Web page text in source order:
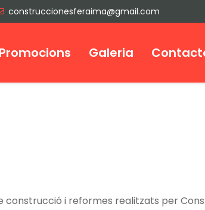
construccionesferaima@gmail.com
Promocions Galeria
construcció i reformes realitzats per